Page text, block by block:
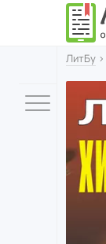
ЛитБу ›